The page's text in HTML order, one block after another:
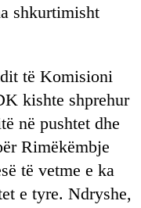
shkurtimisht
të Komisioni
kishte shprehur
në pushtet dhe
Rimëkëmbje
të vetme e ka
e tyre. Ndryshe,